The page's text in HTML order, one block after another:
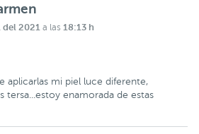
del 2021 a las 18:13 h
aplicarlas mi piel luce diferente,
tersa...estoy enamorada de estas